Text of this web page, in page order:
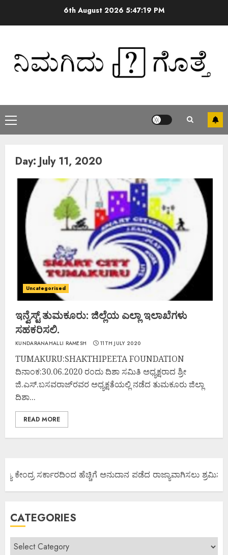
6th August 2026 5:47:19 PM
Day: July 11, 2020
Uncategorised
ಇನ್ವೆಸ್ಟ್ ತುಮಕೂರು: ಜಿಲ್ಲೆಯ ಎಲ್ಲಾ ಇಲಾಖೆಗಳು
ಸಹಕರಿಸಲಿ.
KUNDARANAHALLI RAMESH 11TH JULY 2020
TUMAKURU:SHAKTHIPEETA FOUNDATION
ದಿನಾಂಕ:30.06.2020 ರಂದು ದಿಶಾ ಸಮಿತಿ ಅಧ್ಯಕ್ಷರಾದ ಶ್ರೀ
ಜಿ.ಎಸ್.ಬಸವರಾಜ್‌ರವರ ಅಧ್ಯಕ್ಷತೆಯಲ್ಲಿ ನಡೆದ ತುಮಕೂರು ಜಿಲ್ಲಾ
ದಿಶಾ...
READ MORE
ಕೇಂದ್ರ ಸರ್ಕಾರದಿಂದ ಹೆಚ್ಚಿಗೆ ಅನುದಾನ ಪಡೆದ ರಾಜ್ಯಾವಾಗಿಸಲು
CATEGORIES